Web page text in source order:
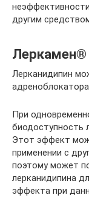
другим
Леркамен®
Лерканидипин
При
биодоступность
Этот эффект
применении с
поэтому может
лерканидипина
эффекта при